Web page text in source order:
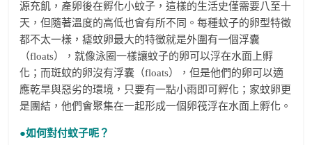
源充飢，產卵後在孵化小蚊子，這樣的生活史僅需要八至十
天，但隨著溫度的高低也會有所不同。每種蚊子的卵型特徵
都不太一樣，瘧蚊卵最大的特徵就是外圍有一個浮囊
（floats），就像泳圈一樣讓蚊子的卵可以浮在水面上孵
化；而斑蚊的卵沒有浮囊（floats），但是他們的卵可以適
應乾旱與惡劣的環境，只要有一點小雨即可孵化；家蚊卵更
是團結，他們會聚集在一起形成一個卵筏浮在水面上孵化。
●如何對付蚊子呢？